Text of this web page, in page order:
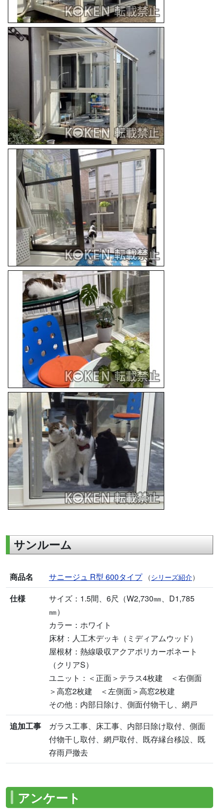
サンルーム
商品名 サニージュ R型 600タイプ （シリーズ紹介）
仕様
サイズ：1.5間、6尺（W2,730㎜、D1,785
㎜）
カラー：ホワイト
床材：人工木デッキ（ミディアムウッド）
屋根材：熱線吸収アクアポリカーボネート
（クリアS）
ユニット：＜正面＞テラス4枚建 ＜右側面
＞高窓2枚建 ＜左側面＞高窓2枚建
その他：内部日除け、側面付物干し、網戸
追加工事
ガラス工事、床工事、内部日除け取付、側面
付物干し取付、網戸取付、既存縁台移設、既
存雨戸撤去
アンケート